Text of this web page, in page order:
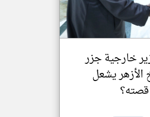
خارجية جزر
الأزهر يشعل
قصته؟